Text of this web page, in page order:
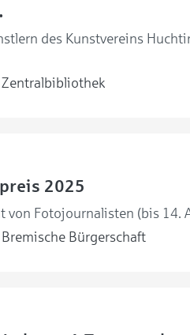
des Kunstvereins
Zentralbibliothek
2025
von Fotojournalisten (bis 14.
Bremische Bürgerschaft